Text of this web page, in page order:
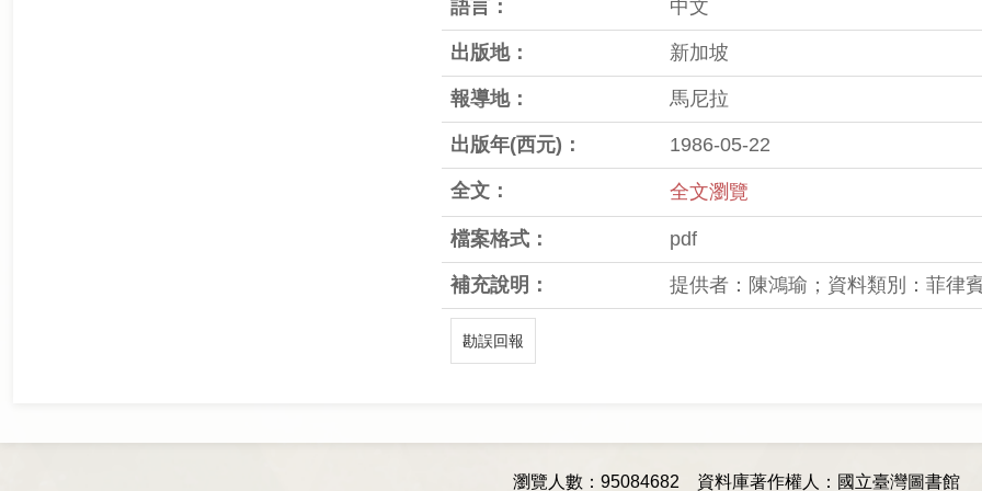
語言： 中文
出版地： 新加坡
報導地： 馬尼拉
出版年(西元)： 1986-05-22
全文： 全文瀏覽
檔案格式： pdf
補充說明： 提供者：陳鴻瑜；資料類別：菲律
勘誤回報
瀏覽人數：95084682 資料庫著作權人：國立臺灣圖書館